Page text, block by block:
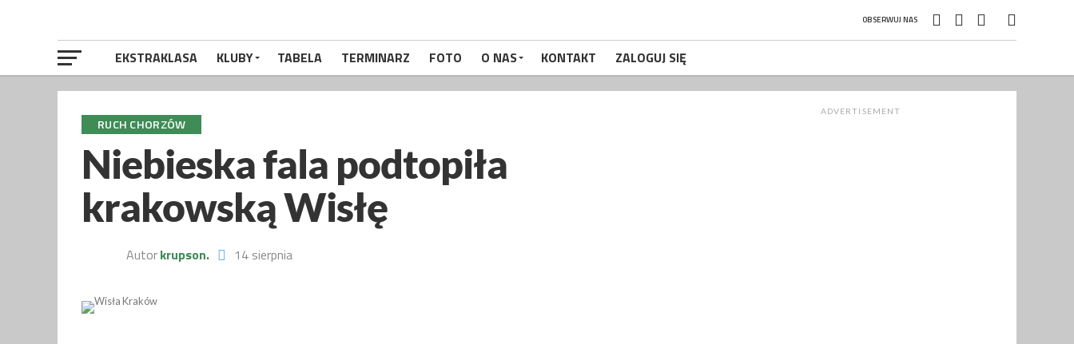
OBSERWUJ NAS
EKSTRAKLASA KLUBY TABELA TERMINARZ FOTO O NAS KONTAKT ZALOGUJ SIĘ
RUCH CHORZÓW
Niebieska fala podtopiła
krakowską Wisłę
Autorkrupson. 14 sierpnia
ADVERTISEMENT